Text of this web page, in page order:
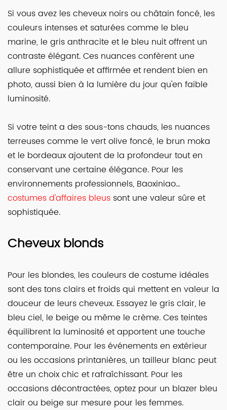
Si vous avez les cheveux noirs ou châtain foncé, les
couleurs intenses et saturées comme le bleu
marine, le gris anthracite et le bleu nuit offrent un
contraste élégant. Ces nuances confèrent une
allure sophistiquée et affirmée et rendent bien en
photo, aussi bien à la lumière du jour qu'en faible
luminosité.
Si votre teint a des sous-tons chauds, les nuances
terreuses comme le vert olive foncé, le brun moka
et le bordeaux ajoutent de la profondeur tout en
conservant une certaine élégance. Pour les
environnements professionnels, Baoxiniao…
costumes d'affaires bleus sont une valeur sûre et
sophistiquée.
Cheveux blonds
Pour les blondes, les couleurs de costume idéales
sont des tons clairs et froids qui mettent en valeur la
douceur de leurs cheveux. Essayez le gris clair, le
bleu ciel, le beige ou même le crème. Ces teintes
équilibrent la luminosité et apportent une touche
contemporaine. Pour les événements en extérieur
ou les occasions printanières, un tailleur blanc peut
être un choix chic et rafraîchissant. Pour les
occasions décontractées, optez pour un blazer bleu
clair ou beige sur mesure pour les femmes.